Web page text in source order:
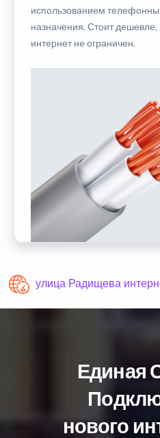
использованием
назначения. Стоит дешевле,
интернет не ограничен.
улица Радищева
Единая
нового